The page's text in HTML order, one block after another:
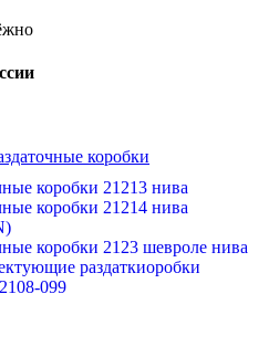
коробки
коробки 21213 нива
коробки 21214 нива
коробки 2123 шевроле нива
раздаткиоробки
099